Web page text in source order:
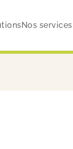
Nos services